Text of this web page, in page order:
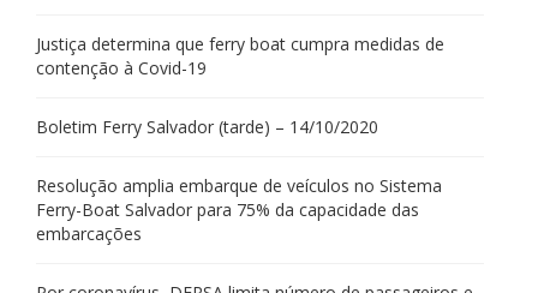
Justiça determina que ferry boat cumpra medidas de
contenção à Covid-19
Boletim Ferry Salvador (tarde) – 14/10/2020
Resolução amplia embarque de veículos no Sistema
Ferry-Boat Salvador para 75% da capacidade das
embarcações